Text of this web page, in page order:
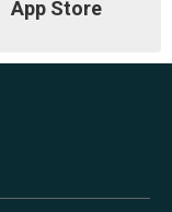
App Store